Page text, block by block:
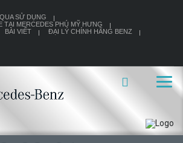
SỬ DỤNG
TẠI MERCEDES PHÚ MỸ HƯNG
BÀI VIẾT
ĐẠI LÝ CHÍNH HÃNG BENZ